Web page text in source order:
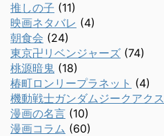
推しの子 (11)
映画ネタバレ (4)
朝食会 (24)
東京卍リベンジャーズ (74)
桃源暗鬼 (18)
椿町ロンリープラネット (4)
機動戦士ガンダムジークアクス
漫画の名言 (10)
漫画コラム (60)